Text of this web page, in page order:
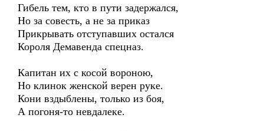
Гибель тем, кто в пути задержался,
Но за совесть, а не за приказ
Прикрывать отступавших остался
Короля Демавенда спецназ.
Капитан их с косой вороною,
Но клинок женской верен руке.
Кони вздыблены, только из боя,
А погоня-то невдалеке.